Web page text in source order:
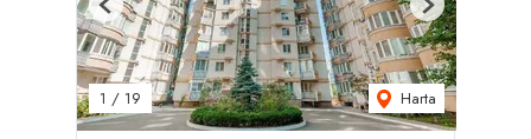
1 / 19 Harta
Previous Next